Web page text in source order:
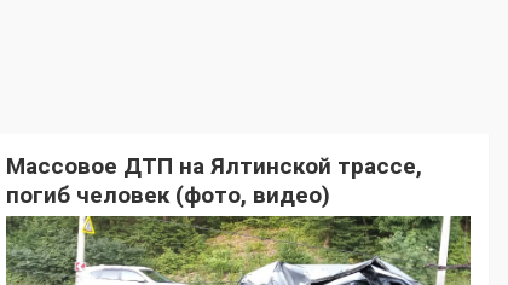
Массовое ДТП на Ялтинской трассе,
погиб человек (фото, видео)